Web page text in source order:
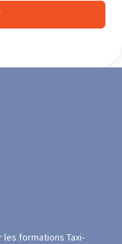
formations Taxi-